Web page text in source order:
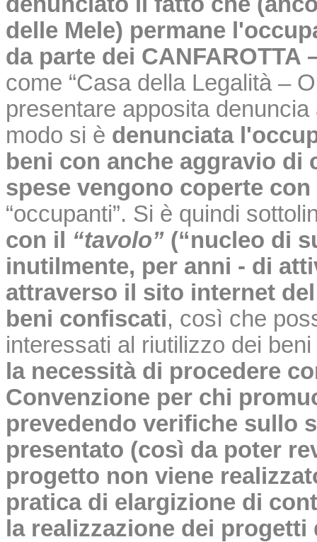
delle Mele) permane
da parte dei CANFAROTTA
come “Casa della Legalità –
presentare apposita
modo si è denunciata
beni con anche aggravio
spese vengono coperte
“occupanti”. Si è quindi
con il “tavolo” (“nucleo di
inutilmente, per anni - di
attraverso il sito internet
beni confiscati, così che
interessati al riutilizzo dei
la necessità di procedere
Convenzione per chi
prevedendo verifiche sullo
presentato (così da poter
progetto non viene
pratica di elargizione di
la realizzazione dei